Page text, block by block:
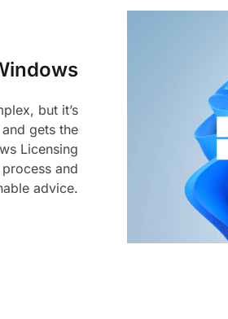
but it’s
gets the
Licensing
and
advice.